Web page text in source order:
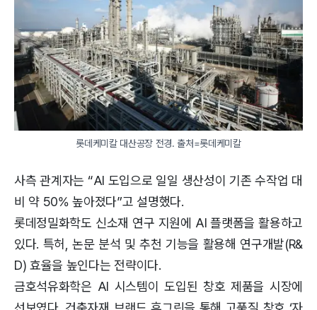
롯데케미칼 대산공장 전경. 출처=롯데케미칼
사측 관계자는 “AI 도입으로 일일 생산성이 기존 수작업 대
비 약 50% 높아졌다”고 설명했다.
롯데정밀화학도 신소재 연구 지원에 AI 플랫폼을 활용하고
있다. 특허, 논문 분석 및 추천 기능을 활용해 연구개발(R&
D) 효율을 높인다는 전략이다.
금호석유화학은 AI 시스템이 도입된 창호 제품을 시장에